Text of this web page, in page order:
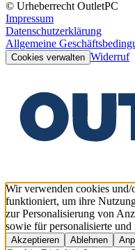
© Urheberrecht OutletPC
Impressum
Datenschutzerklärung
Allgemeine
Cookies verwalten Widerruf
Wir verwenden cookies
funktioniert, um ihre
zur Personalisierung von
sowie für personalisierte
Akzeptieren Ablehnen